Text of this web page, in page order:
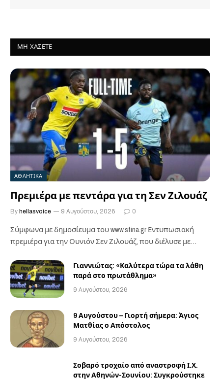
ΜΗ ΧΆΣΕΤΕ
ΑΘΛΗΤΙΚΑ
Πρεμιέρα με πεντάρα για τη Σεν Ζιλουάζ
By hellasvoice 9 Αυγούστου, 2026 0
Σύμφωνα με δημοσίευμα του www.sfina.gr Εντυπωσιακή
πρεμιέρα για την Ουνιόν Σεν Ζιλουάζ, που διέλυσε με…
Γιαννιώτας: «Καλύτερα τώρα τα λάθη
παρά στο πρωτάθλημα»
9 Αυγούστου, 2026
9 Αυγούστου – Γιορτή σήμερα: Άγιος
Ματθίας ο Απόστολος
9 Αυγούστου, 2026
Σοβαρό τροχαίο από αναστροφή Ι.Χ.
στην Αθηνών-Σουνίου: Συγκρούστηκε